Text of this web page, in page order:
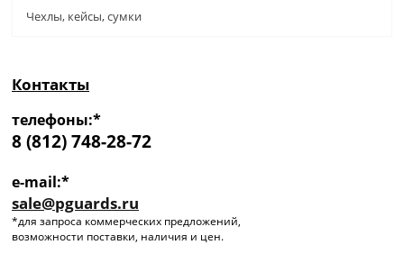
Чехлы, кейсы, сумки
Контакты
телефоны:*
8 (812) 748-28-72
e-mail:*
sale@pguards.ru
*для запроса коммерческих предложений,
возможности поставки, наличия и цен.